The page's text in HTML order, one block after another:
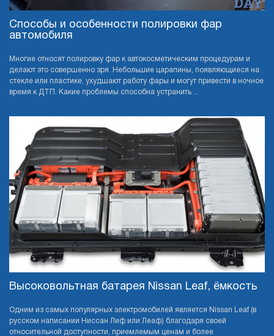
Способы и особенности полировки фар
автомобиля
Многие относят полировку фар к автокосметическим процедурам и
делают это совершенно зря. Небольшие царапины, появляющиеся на
стекле или пластике, ухудшают работу фары и могут привести в ночное
время к ДТП. Какие проблемы способна устранить ...
Высоковольтная батарея Nissan Leaf, ёмкость
Одним из самых популярных электромобилей является Nissan Leaf (в
русском написании Ниссан Лиф или Леаф) благодаря своей
относительной доступности, приемлемым ценам и более